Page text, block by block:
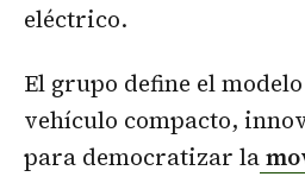
eléctrico.
El grupo define el
vehículo compacto,
para democratizar la